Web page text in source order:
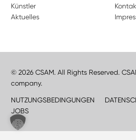
Künstler
Aktuelles
© 2026 CSAM. All Rights Reserved.
company.
NUTZUNGSBEDINGUNGEN
JOBS